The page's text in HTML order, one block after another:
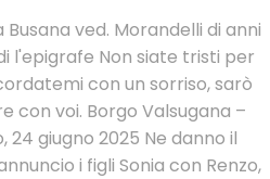
Busana ved. Morandelli di anni
l'epigrafe Non siate tristi per
con un sorriso, sarò
con voi. Borgo Valsugana –
24 giugno 2025 Ne danno il
i figli Sonia con Renzo,